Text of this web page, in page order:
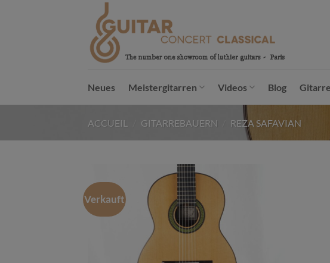
Neues Meistergitarren Videos Blog
ACCUEIL GITARREBAUERN REZA SAFAVIAN
Verkauft